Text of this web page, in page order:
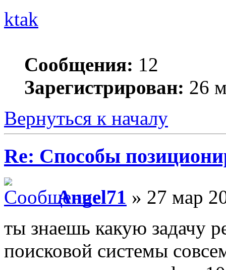
ktak
Сообщения: 12
Зарегистрирован: 26
Вернуться к началу
Re: Способы
Angel71 » 27 мар
ты знаешь какую задачу
поисковой системы